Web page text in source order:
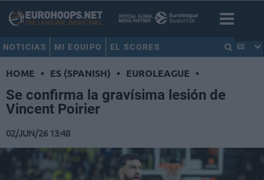
NOTICIAS MI EQUIPO EL SCORES ES
HOME • ES (SPANISH) • EUROLEAGUE •
Se confirma la gravísima lesión de
Vincent Poirier
02/JUN/26 13:48